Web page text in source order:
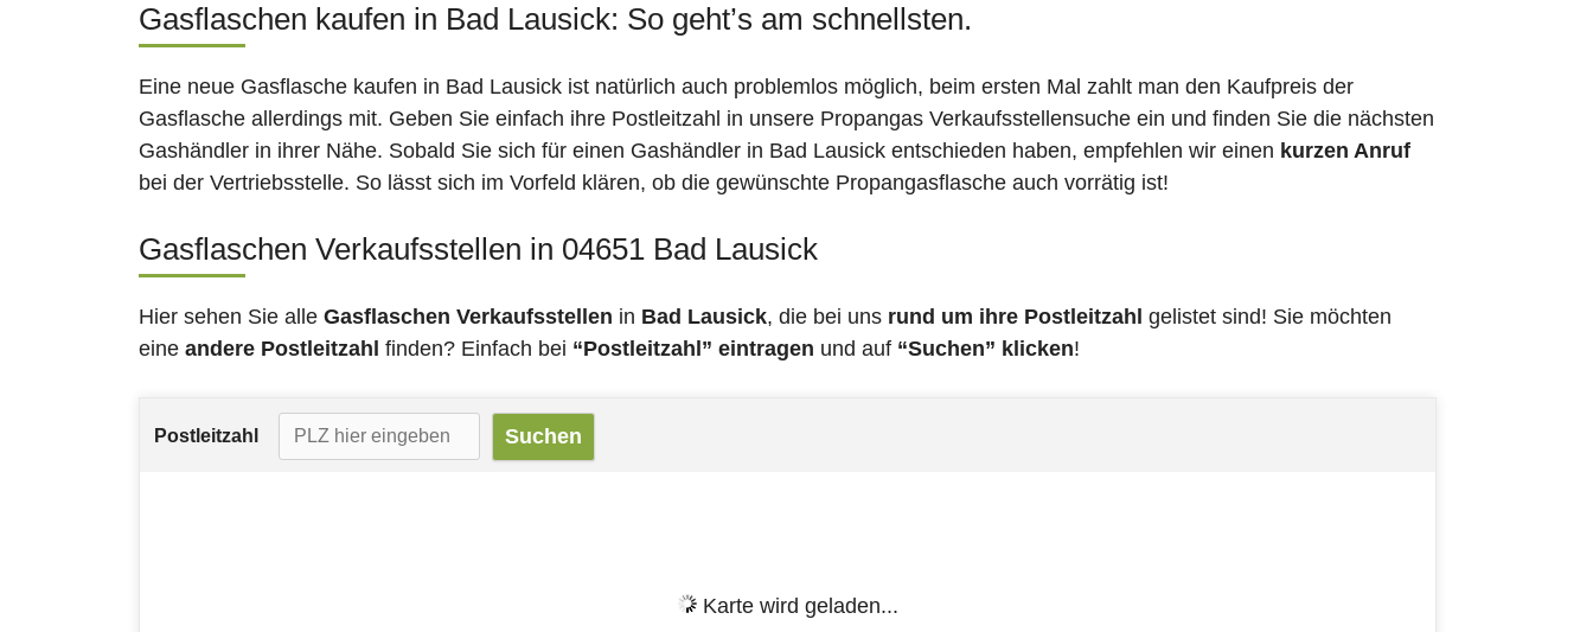
Gasflaschen kaufen in Bad Lausick: So geht’s am schnellsten.
Eine neue Gasflasche kaufen in Bad Lausick ist natürlich auch problemlos möglich, beim ersten Mal zahlt man den Kaufpreis der
Gasflasche allerdings mit. Geben Sie einfach ihre Postleitzahl in unsere Propangas Verkaufsstellensuche ein und finden Sie die nächsten
Gashändler in ihrer Nähe. Sobald Sie sich für einen Gashändler in Bad Lausick entschieden haben, empfehlen wir einen kurzen Anruf
bei der Vertriebsstelle. So lässt sich im Vorfeld klären, ob die gewünschte Propangasflasche auch vorrätig ist!
Gasflaschen Verkaufsstellen in 04651 Bad Lausick
Hier sehen Sie alle Gasflaschen Verkaufsstellen in Bad Lausick, die bei uns rund um ihre Postleitzahl gelistet sind! Sie möchten
eine andere Postleitzahl finden? Einfach bei “Postleitzahl” eintragen und auf “Suchen” klicken!
Postleitzahl
Karte wird geladen...